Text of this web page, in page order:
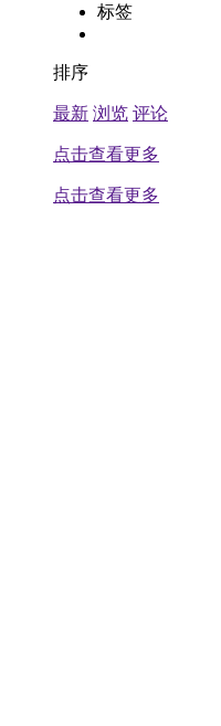
标签
排序
最新 浏览 评论
点击查看更多
点击查看更多